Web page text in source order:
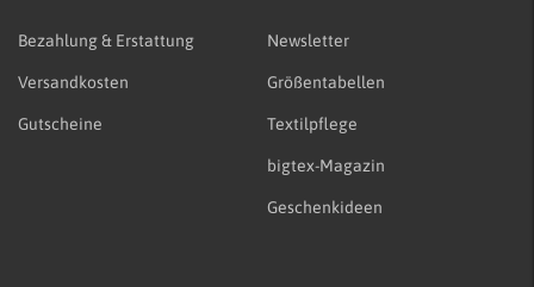
Bezahlung & Erstattung
Versandkosten
Gutscheine
Newsletter
Größentabellen
Textilpflege
bigtex-Magazin
Geschenkideen